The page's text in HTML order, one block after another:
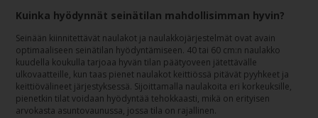
Kuinka hyödynnät seinätilan mahdollisimman hyvin?
Seinään kiinnitettävät naulakot ja naulakkojärjestelmät ovat avain
optimaaliseen seinätilan hyödyntämiseen. 40 tai 60 cm:n naulakko
kuudella koukulla tarjoaa hyvän tilan päätyoveen jätettävälle
ulkovaatteille, kun taas pienet naulakot keittiössä pitävät pyyhkeet ja
keittiövälineet järjestyksessä. Sijoittamalla naulakoita eri korkeuksille,
pienetkin tilat voidaan hyödyntää tehokkaasti, mikä on erityisen
arvokasta asuntovaunussa, jossa tila on rajallinen.